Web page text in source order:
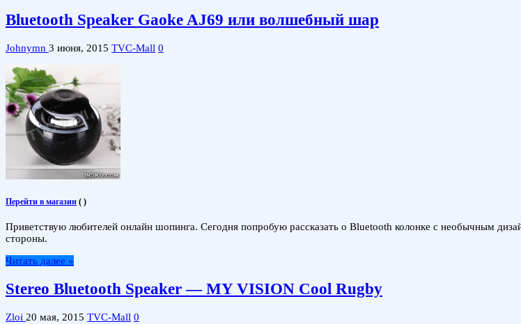
Bluetooth Speaker Gaoke AJ69 или волшебный шар
Johnymn 3 июня, 2015 TVC-Mall 0
Перейти в магазин ( )
Приветствую любителей онлайн шопинга. Сегодня попробую рассказать о Bluetooth колонке с необычным
стороны.
Читать далее »
Stereo Bluetooth Speaker — MY VISION Cool Rugby
Zloi 20 мая, 2015 TVC-Mall 0